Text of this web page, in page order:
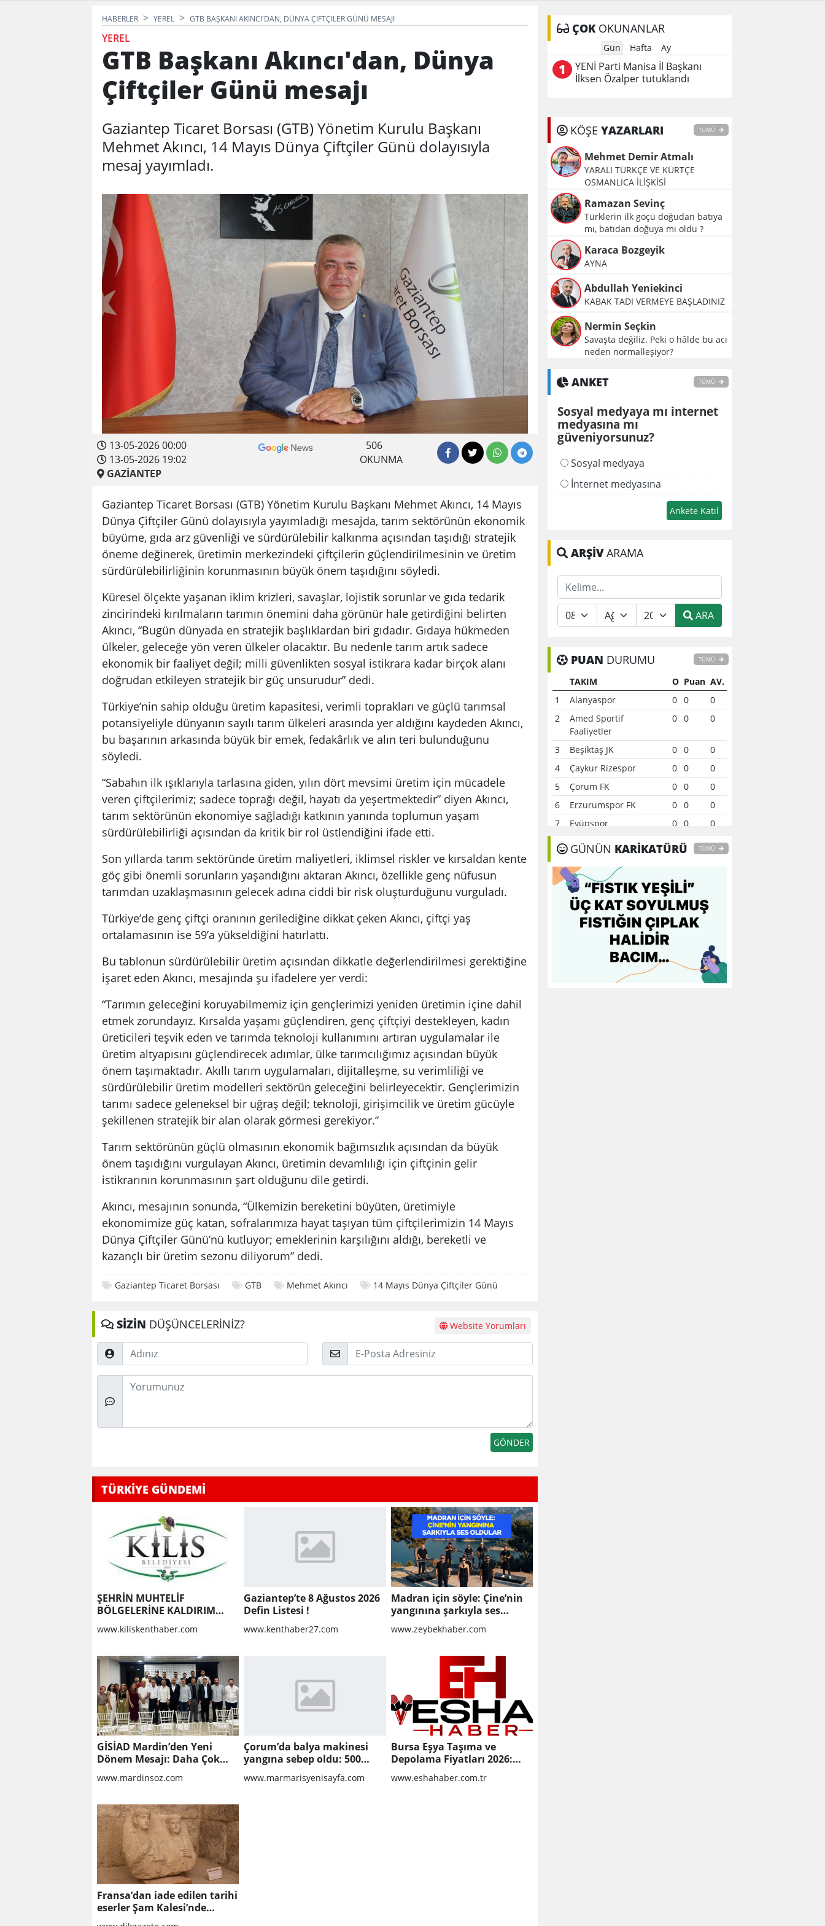
HABERLER YEREL GTB BAŞKANI AKINCI'DAN, DÜNYA ÇIFTÇILER GÜNÜ MESAJI
YEREL
GTB Başkanı Akıncı'dan, Dünya
Çiftçiler Günü mesajı
Gaziantep Ticaret Borsası (GTB) Yönetim Kurulu Başkanı
Mehmet Akıncı, 14 Mayıs Dünya Çiftçiler Günü dolayısıyla
mesaj yayımladı.
13-05-2026 00:00
13-05-2026 19:02
GAZİANTEP
506
OKUNMA
Gaziantep Ticaret Borsası (GTB) Yönetim Kurulu Başkanı Mehmet Akıncı, 14 Mayıs
Dünya Çiftçiler Günü dolayısıyla yayımladığı mesajda, tarım sektörünün ekonomik
büyüme, gıda arz güvenliği ve sürdürülebilir kalkınma açısından taşıdığı stratejik
öneme değinerek, üretimin merkezindeki çiftçilerin güçlendirilmesinin ve üretim
sürdürülebilirliğinin korunmasının büyük önem taşıdığını söyledi.
Küresel ölçekte yaşanan iklim krizleri, savaşlar, lojistik sorunlar ve gıda tedarik
zincirindeki kırılmaların tarımın önemini daha görünür hale getirdiğini belirten
Akıncı, “Bugün dünyada en stratejik başlıklardan biri gıdadır. Gıdaya hükmeden
ülkeler, geleceğe yön veren ülkeler olacaktır. Bu nedenle tarım artık sadece
ekonomik bir faaliyet değil; milli güvenlikten sosyal istikrara kadar birçok alanı
doğrudan etkileyen stratejik bir güç unsurudur” dedi.
Türkiye’nin sahip olduğu üretim kapasitesi, verimli toprakları ve güçlü tarımsal
potansiyeliyle dünyanın sayılı tarım ülkeleri arasında yer aldığını kaydeden Akıncı,
bu başarının arkasında büyük bir emek, fedakârlık ve alın teri bulunduğunu
söyledi.
“Sabahın ilk ışıklarıyla tarlasına giden, yılın dört mevsimi üretim için mücadele
veren çiftçilerimiz; sadece toprağı değil, hayatı da yeşertmektedir” diyen Akıncı,
tarım sektörünün ekonomiye sağladığı katkının yanında toplumun yaşam
sürdürülebilirliği açısından da kritik bir rol üstlendiğini ifade etti.
Son yıllarda tarım sektöründe üretim maliyetleri, iklimsel riskler ve kırsaldan kente
göç gibi önemli sorunların yaşandığını aktaran Akıncı, özellikle genç nüfusun
tarımdan uzaklaşmasının gelecek adına ciddi bir risk oluşturduğunu vurguladı.
Türkiye’de genç çiftçi oranının gerilediğine dikkat çeken Akıncı, çiftçi yaş
ortalamasının ise 59’a yükseldiğini hatırlattı.
Bu tablonun sürdürülebilir üretim açısından dikkatle değerlendirilmesi gerektiğine
işaret eden Akıncı, mesajında şu ifadelere yer verdi:
“Tarımın geleceğini koruyabilmemiz için gençlerimizi yeniden üretimin içine dahil
etmek zorundayız. Kırsalda yaşamı güçlendiren, genç çiftçiyi destekleyen, kadın
üreticileri teşvik eden ve tarımda teknoloji kullanımını artıran uygulamalar ile
üretim altyapısını güçlendirecek adımlar, ülke tarımcılığımız açısından büyük
önem taşımaktadır. Akıllı tarım uygulamaları, dijitalleşme, su verimliliği ve
sürdürülebilir üretim modelleri sektörün geleceğini belirleyecektir. Gençlerimizin
tarımı sadece geleneksel bir uğraş değil; teknoloji, girişimcilik ve üretim gücüyle
şekillenen stratejik bir alan olarak görmesi gerekiyor.”
Tarım sektörünün güçlü olmasının ekonomik bağımsızlık açısından da büyük
önem taşıdığını vurgulayan Akıncı, üretimin devamlılığı için çiftçinin gelir
istikrarının korunmasının şart olduğunu dile getirdi.
Akıncı, mesajının sonunda, “Ülkemizin bereketini büyüten, üretimiyle
ekonomimize güç katan, sofralarımıza hayat taşıyan tüm çiftçilerimizin 14 Mayıs
Dünya Çiftçiler Günü’nü kutluyor; emeklerinin karşılığını aldığı, bereketli ve
kazançlı bir üretim sezonu diliyorum” dedi.
Gaziantep Ticaret Borsası GTB Mehmet Akıncı 14 Mayıs Dünya Çiftçiler Günü
SİZİN DÜŞÜNCELERİNİZ? Website Yorumları
Adınız
Posta
Düşünceleriniz
TÜRKİYE GÜNDEMİ
ŞEHRİN MUHTELİF
BÖLGELERİNE KALDIRIM
YAPILMASI VE BOZULAN
KALDIRIMLARIN
www.kiliskenthaber.com
Gaziantep’te 8 Ağustos 2026
Defin Listesi !
www.kenthaber27.com
Madran için söyle: Çine’nin
yangınına şarkıyla ses
www.zeybekhaber.com
GİSİAD Mardin’den Yeni
Dönem Mesajı: Daha Çok
Sahada, Daha Çok Üretim
www.mardinsoz.com
Çorum’da balya makinesi
yangına sebep oldu: 500
dönüm anız küle döndü
www.marmarisyenisayfa.com
Bursa Eşya Taşıma ve
Depolama Fiyatları 2026:
Güvenli Hizmet İçin
Bilinmesi Gerekenler
www.eshahaber.com.tr
Fransa’dan iade edilen tarihi
eserler Şam Kalesi’nde
sergilendi
ÇOKOKUNANLAR
Gün Hafta Ay
1
YENİ Parti Manisa İl Başkanı
İlksen Özalper tutuklandı
KÖŞE YAZARLARI TÜMÜ
Mehmet Demir Atmalı
YARALI TÜRKÇE VE KÜRTÇE
OSMANLICA İLİŞKİSİ
Ramazan Sevinç
Türklerin ilk göçü doğudan batıya
mı, batıdan doğuya mı oldu ?
Karaca Bozgeyik
AYNA
Abdullah Yeniekinci
KABAK TADI VERMEYE BAŞLADINIZ
Nermin Seçkin
Savaşta değiliz. Peki o hâlde bu acı
neden normalleşiyor?
ANKET TÜMÜ
Sosyal medyaya mı internet
medyasına mı
güveniyorsunuz?
Sosyal medyaya
İnternet medyasına
ARŞİVARAMA
ARA
PUAN DURUMU TÜMÜ
TAKIM O Puan AV.
1
Alanyaspor 0 0
0
2
Amed Sportif
Faaliyetler
0 0 0
3 Beşiktaş JK 0 0
0
4
Çaykur Rizespor 0 0
0
5
Çorum FK 0 0
0
6
Erzurumspor FK 0 0
0
7
Eyüpspor 0 0
0
8
Fenerbahçe 0
0
10 Gaziantep FK 0 0
Gençlerbirliği 0 0
Göztepe 0 0
Başakşehir FK
Kasımpaşa
0
0
0
GÜNÜN KARİKATÜRÜ TÜMÜ